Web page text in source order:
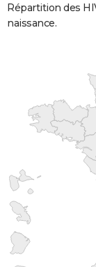
Répartition des
naissance.